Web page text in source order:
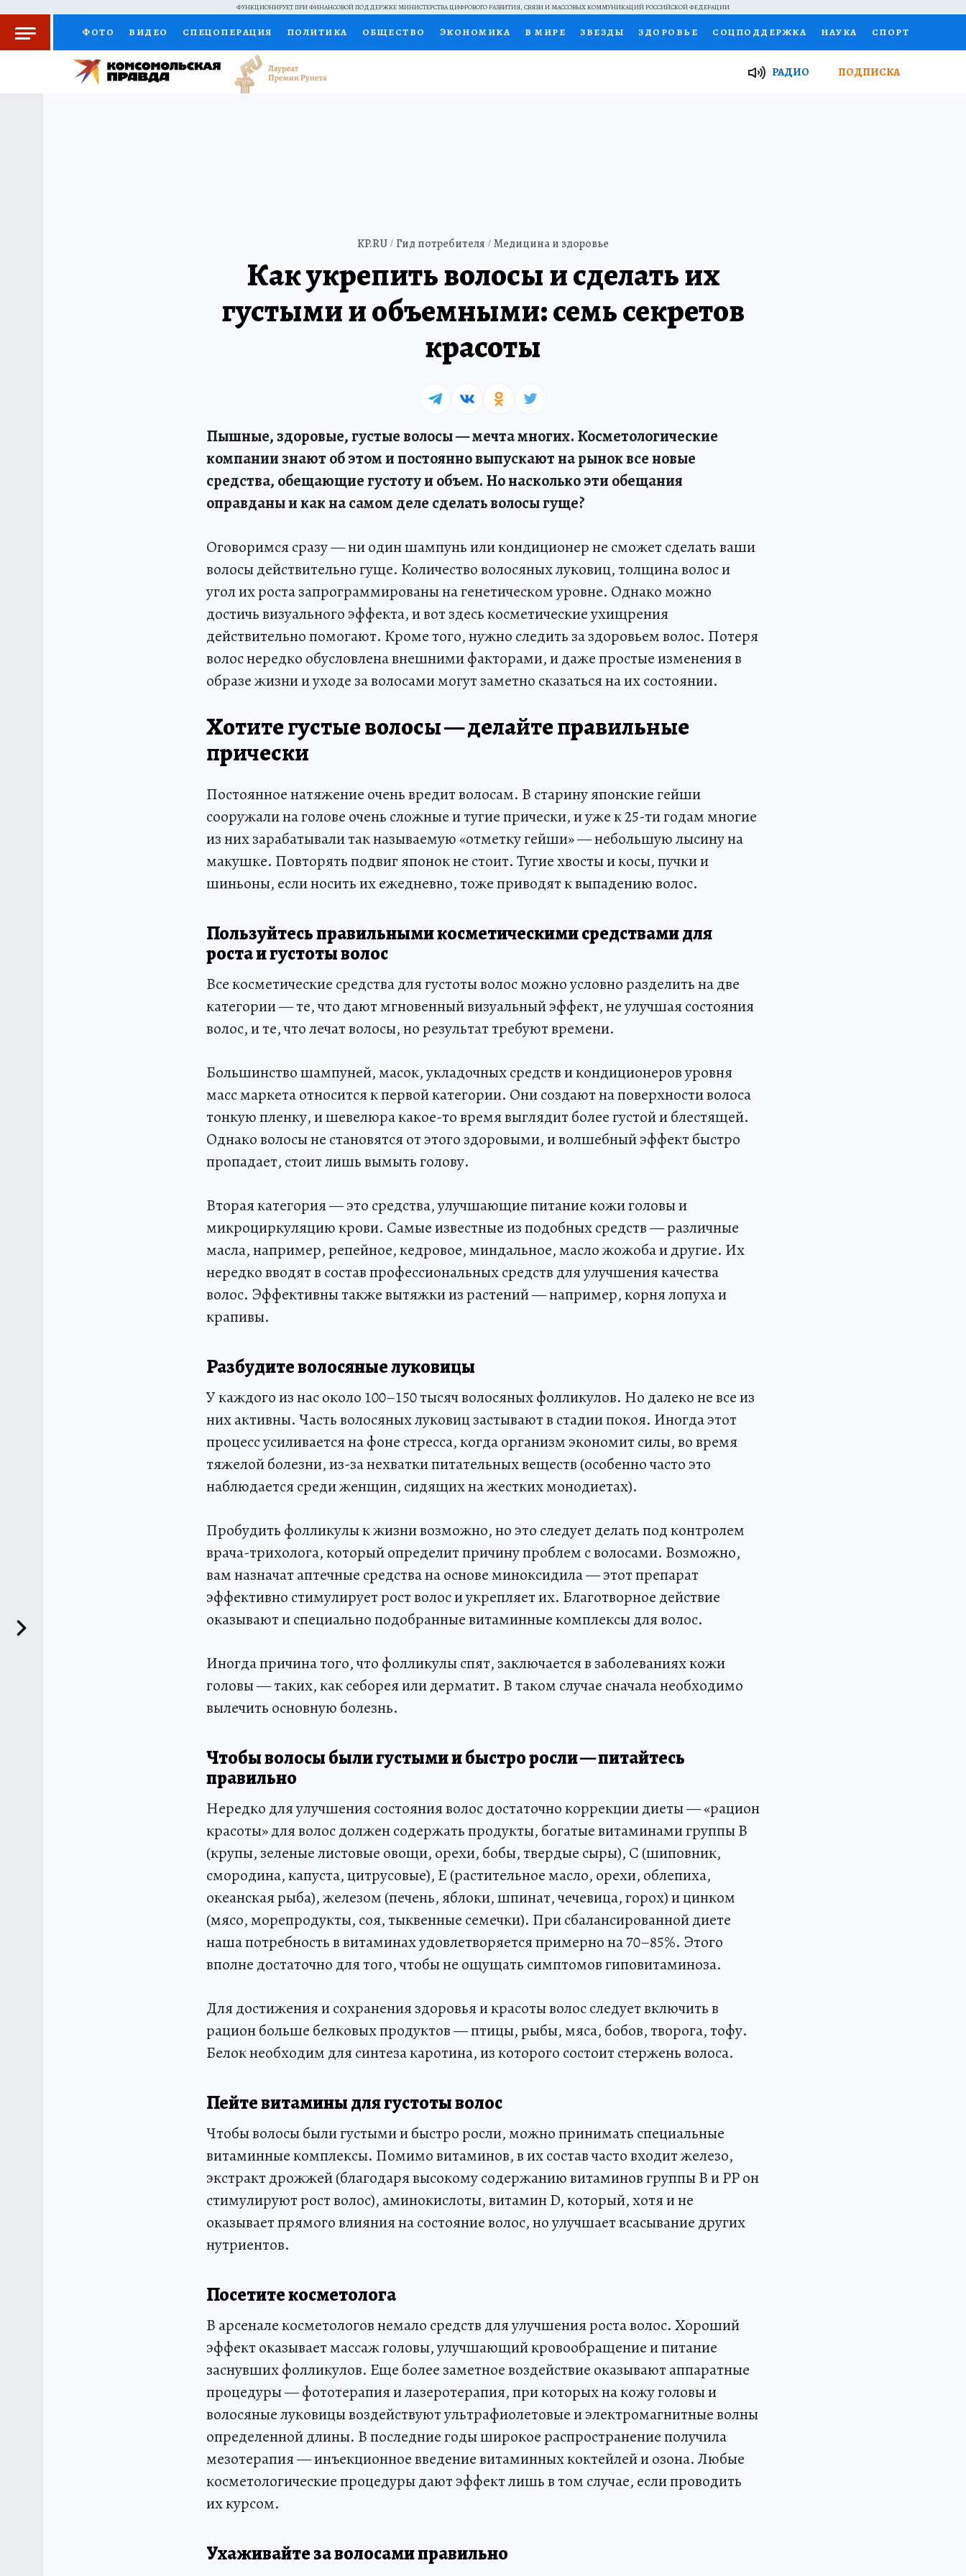
ФУНКЦИОНИРУЕТ ПРИ ФИНАНСОВОЙ ПОДДЕРЖКЕ МИНИСТЕРСТВА ЦИФРОВОГО РАЗВИТИЯ, СВЯЗИ И МАССОВЫХ КОММУНИКАЦИЙ РОССИЙСКОЙ ФЕДЕРАЦИИ
ФОТО ВИДЕО СПЕЦОПЕРАЦИЯ ПОЛИТИКА ОБЩЕСТВО ЭКОНОМИКА В МИРЕ ЗВЕЗДЫ ЗДОРОВЬЕ СОЦПОДДЕРЖКА НАУКА СПОРТ
КОЛУМНИСТЫ ПРОИСШЕСТВИЯ НАЦИОНАЛЬНЫЕ ПРОЕКТЫ РОССИИ Я ЗНАЮ СЕМЬЯ
РАДИО ПОДПИСКА
KP.RU Гид потребителя Медицина и здоровье
Как укрепить волосы и сделать их
густыми и объемными: семь секретов
красоты
Пышные, здоровые, густые волосы — мечта многих. Косметологические
компании знают об этом и постоянно выпускают на рынок все новые
средства, обещающие густоту и объем. Но насколько эти обещания
оправданы и как на самом деле сделать волосы гуще?
Оговоримся сразу — ни один шампунь или кондиционер не сможет сделать ваши
волосы действительно гуще. Количество волосяных луковиц, толщина волос и
угол их роста запрограммированы на генетическом уровне. Однако можно
достичь визуального эффекта, и вот здесь косметические ухищрения
действительно помогают. Кроме того, нужно следить за здоровьем волос. Потеря
волос нередко обусловлена внешними факторами, и даже простые изменения в
образе жизни и уходе за волосами могут заметно сказаться на их состоянии.
Хотите густые волосы — делайте правильные
прически
Постоянное натяжение очень вредит волосам. В старину японские гейши
сооружали на голове очень сложные и тугие прически, и уже к 25-ти годам многие
из них зарабатывали так называемую «отметку гейши» — небольшую лысину на
макушке. Повторять подвиг японок не стоит. Тугие хвосты и косы, пучки и
шиньоны, если носить их ежедневно, тоже приводят к выпадению волос.
Пользуйтесь правильными косметическими средствами для
роста и густоты волос
Все косметические средства для густоты волос можно условно разделить на две
категории — те, что дают мгновенный визуальный эффект, не улучшая состояния
волос, и те, что лечат волосы, но результат требуют времени.
Большинство шампуней, масок, укладочных средств и кондиционеров уровня
масс маркета относится к первой категории. Они создают на поверхности волоса
тонкую пленку, и шевелюра какое-то время выглядит более густой и блестящей.
Однако волосы не становятся от этого здоровыми, и волшебный эффект быстро
пропадает, стоит лишь вымыть голову.
Вторая категория — это средства, улучшающие питание кожи головы и
микроциркуляцию крови. Самые известные из подобных средств — различные
масла, например, репейное, кедровое, миндальное, масло жожоба и другие. Их
нередко вводят в состав профессиональных средств для улучшения качества
волос. Эффективны также вытяжки из растений — например, корня лопуха и
крапивы.
Разбудите волосяные луковицы
У каждого из нас около 100–150 тысяч волосяных фолликулов. Но далеко не все из
них активны. Часть волосяных луковиц застывают в стадии покоя. Иногда этот
процесс усиливается на фоне стресса, когда организм экономит силы, во время
тяжелой болезни, из-за нехватки питательных веществ (особенно часто это
наблюдается среди женщин, сидящих на жестких монодиетах).
Пробудить фолликулы к жизни возможно, но это следует делать под контролем
врача-трихолога, который определит причину проблем с волосами. Возможно,
вам назначат аптечные средства на основе миноксидила — этот препарат
эффективно стимулирует рост волос и укрепляет их. Благотворное действие
оказывают и специально подобранные витаминные комплексы для волос.
Иногда причина того, что фолликулы спят, заключается в заболеваниях кожи
головы — таких, как себорея или дерматит. В таком случае сначала необходимо
вылечить основную болезнь.
Чтобы волосы были густыми и быстро росли — питайтесь
правильно
Нередко для улучшения состояния волос достаточно коррекции диеты — «рацион
красоты» для волос должен содержать продукты, богатые витаминами группы В
(крупы, зеленые листовые овощи, орехи, бобы, твердые сыры), С (шиповник,
смородина, капуста, цитрусовые), Е (растительное масло, орехи, облепиха,
океанская рыба), железом (печень, яблоки, шпинат, чечевица, горох) и цинком
(мясо, морепродукты, соя, тыквенные семечки). При сбалансированной диете
наша потребность в витаминах удовлетворяется примерно на 70–85%. Этого
вполне достаточно для того, чтобы не ощущать симптомов гиповитаминоза.
Для достижения и сохранения здоровья и красоты волос следует включить в
рацион больше белковых продуктов — птицы, рыбы, мяса, бобов, творога, тофу.
Белок необходим для синтеза каротина, из которого состоит стержень волоса.
Пейте витамины для густоты волос
Чтобы волосы были густыми и быстро росли, можно принимать специальные
витаминные комплексы. Помимо витаминов, в их состав часто входит железо,
экстракт дрожжей (благодаря высокому содержанию витаминов группы В и РР он
стимулируют рост волос), аминокислоты, витамин D, который, хотя и не
оказывает прямого влияния на состояние волос, но улучшает всасывание других
нутриентов.
Посетите косметолога
В арсенале косметологов немало средств для улучшения роста волос. Хороший
эффект оказывает массаж головы, улучшающий кровообращение и питание
заснувших фолликулов. Еще более заметное воздействие оказывают аппаратные
процедуры — фототерапия и лазеротерапия, при которых на кожу головы и
волосяные луковицы воздействуют ультрафиолетовые и электромагнитные волны
определенной длины. В последние годы широкое распространение получила
мезотерапия — инъекционное введение витаминных коктейлей и озона. Любые
косметологические процедуры дают эффект лишь в том случае, если проводить
их курсом.
Ухаживайте за волосами правильно